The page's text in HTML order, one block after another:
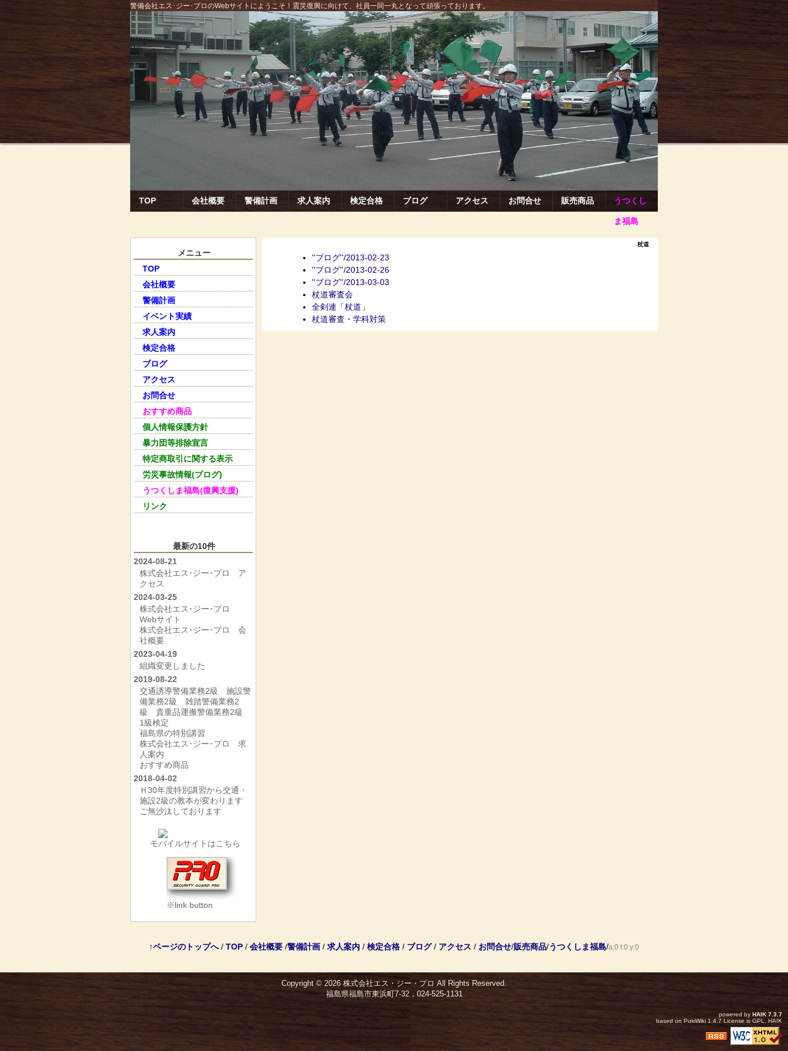
警備会社エス･ジー･プロのWebサイトにようこそ！震災復興に向けて、社員一同一丸となって頑張っております。
TOP 会社概要 警備計画 求人案内 検定合格 ブログ アクセス お問合せ 販売商品 うつくし
ま福島
杖道
''ブログ''/2013-02-23
''ブログ''/2013-02-26
''ブログ''/2013-03-03
杖道審査会
全剣連「杖道」
杖道審査・学科対策
メニュー
TOP
会社概要
警備計画
イベント実績
求人案内
検定合格
ブログ
アクセス
お問合せ
おすすめ商品
個人情報保護方針
暴力団等排除宣言
特定商取引に関する表示
労災事故情報(ブログ)
うつくしま福島(復興支援)
リンク
最新の10件
2024-08-21
株式会社エス･ジー･プロ ア
クセス
2024-03-25
株式会社エス･ジー･プロ
Webサイト
株式会社エス･ジー･プロ 会
社概要
2023-04-19
組織変更しました
2019-08-22
交通誘導警備業務2級 施設警
備業務2級 雑踏警備業務2
級 貴重品運搬警備業務2級
1級検定
福島県の特別講習
株式会社エス･ジー･プロ 求
人案内
おすすめ商品
2018-04-02
Ｈ30年度特別講習から交通・
施設2級の教本が変わります
ご無沙汰しております
モバイルサイトはこちら
※link button
↑ページのトップへ/ TOP / 会社概要 /警備計画 / 求人案内 / 検定合格 / ブログ/ アクセス / お問合せ/販売商品/うつくしま福島/a:0 t:0 y:0
Copyright © 2026 株式会社エス・ジー・プロ All Rights Reserved.
福島県福島市東浜町7-32，024-525-1131
powered by HAIK 7.3.7
based on PukiWiki 1.4.7 License is GPL HAIK